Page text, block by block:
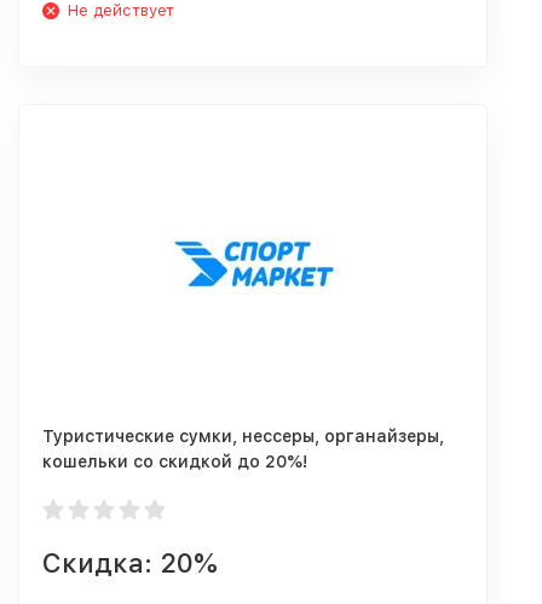
Не действует
Туристические сумки, нессеры, органайзеры,
кошельки со скидкой до 20%!
Скидка: 20%